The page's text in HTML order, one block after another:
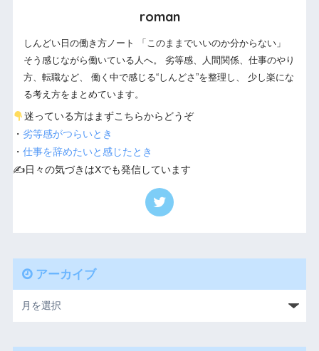
roman
しんどい日の働き方ノート 「このままでいいのか分からない」
そう感じながら働いている人へ。 劣等感、人間関係、仕事のやり
方、転職など、 働く中で感じる“しんどさ”を整理し、 少し楽にな
る考え方をまとめています。
迷っている方はまずこちらからどうぞ
・ 劣等感がつらいとき
・ 仕事を辞めたいと感じたとき
✍️日々の気づきはXでも発信しています
アーカイブ